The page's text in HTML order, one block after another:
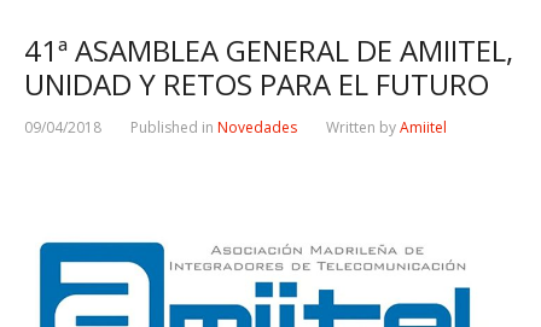
41ª ASAMBLEA GENERAL DE AMIITEL,
UNIDAD Y RETOS PARA EL FUTURO
09/04/2018 Published in Novedades Written byAmiitel